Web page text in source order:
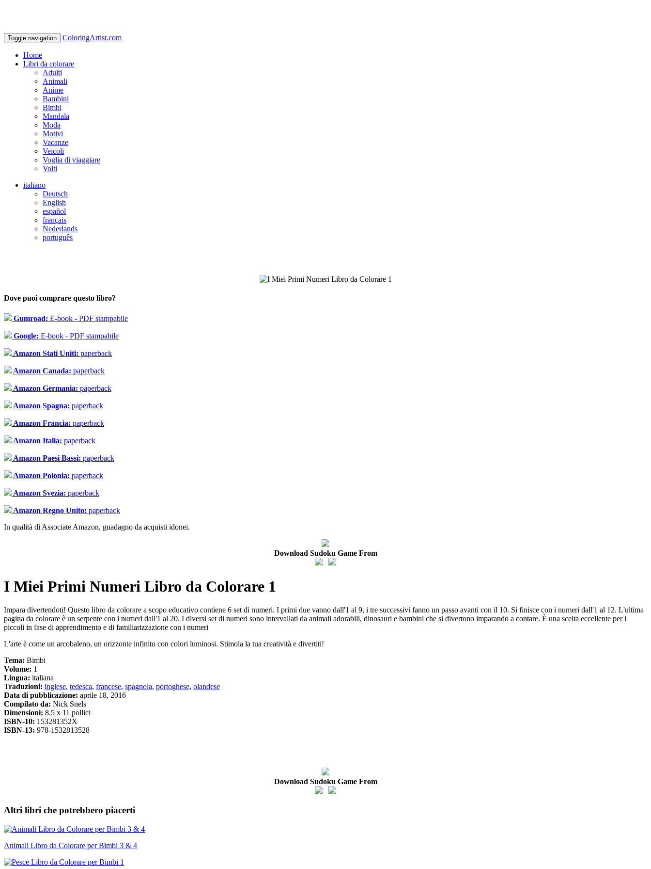
Toggle navigation ColoringArtist.com
Home
Libri da colorare
Adulti
Animali
Anime
Bambini
Bimbi
Mandala
Moda
Motivi
Vacanze
Veicoli
Voglia di viaggiare
Volti
italiano
Deutsch
English
español
français
Nederlands
português
Dove puoi comprare questo libro?
Gumroad: E-book - PDF stampabile
Google: E-book - PDF stampabile
Amazon Stati Uniti: paperback
Amazon Canada: paperback
Amazon Germania: paperback
Amazon Spagna: paperback
Amazon Francia: paperback
Amazon Italia: paperback
Amazon Paesi Bassi: paperback
Amazon Polonia: paperback
Amazon Svezia: paperback
Amazon Regno Unito: paperback
In qualità di Associate Amazon, guadagno da acquisti idonei.
Download Sudoku Game From
I Miei Primi Numeri Libro da Colorare 1
Impara divertendoti! Questo libro da colorare a scopo educativo contiene 6 set di numeri. I primi due vanno dall'1 al 9, i tre successivi fanno un passo avanti con il 10. Si finisce con i numeri dall'1 al 12. L'ultima
pagina da colorare è un serpente con i numeri dall'1 al 20. I diversi set di numeri sono intervallati da animali adorabili, dinosauri e bambini che si divertono imparando a contare. È una scelta eccellente per i
piccoli in fase di apprendimento e di familiarizzazione con i numeri
L'arte è come un arcobaleno, un orizzonte infinito con colori luminosi. Stimola la tua creatività e divertiti!
Tema: Bimbi
Volume: 1
Lingua: italiana
Traduzioni: inglese, tedesca, francese, spagnola, portoghese, olandese
Data di pubblicazione: aprile 18, 2016
Compilato da: Nick Snels
Dimensioni: 8.5 x 11 pollici
ISBN-10: 153281352X
ISBN-13: 978-1532813528
Download Sudoku Game From
Altri libri che potrebbero piacerti
Animali Libro da Colorare per Bimbi 3 & 4